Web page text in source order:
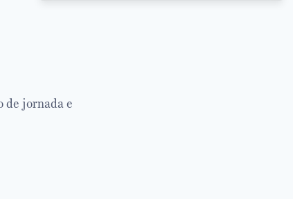
de jornada e